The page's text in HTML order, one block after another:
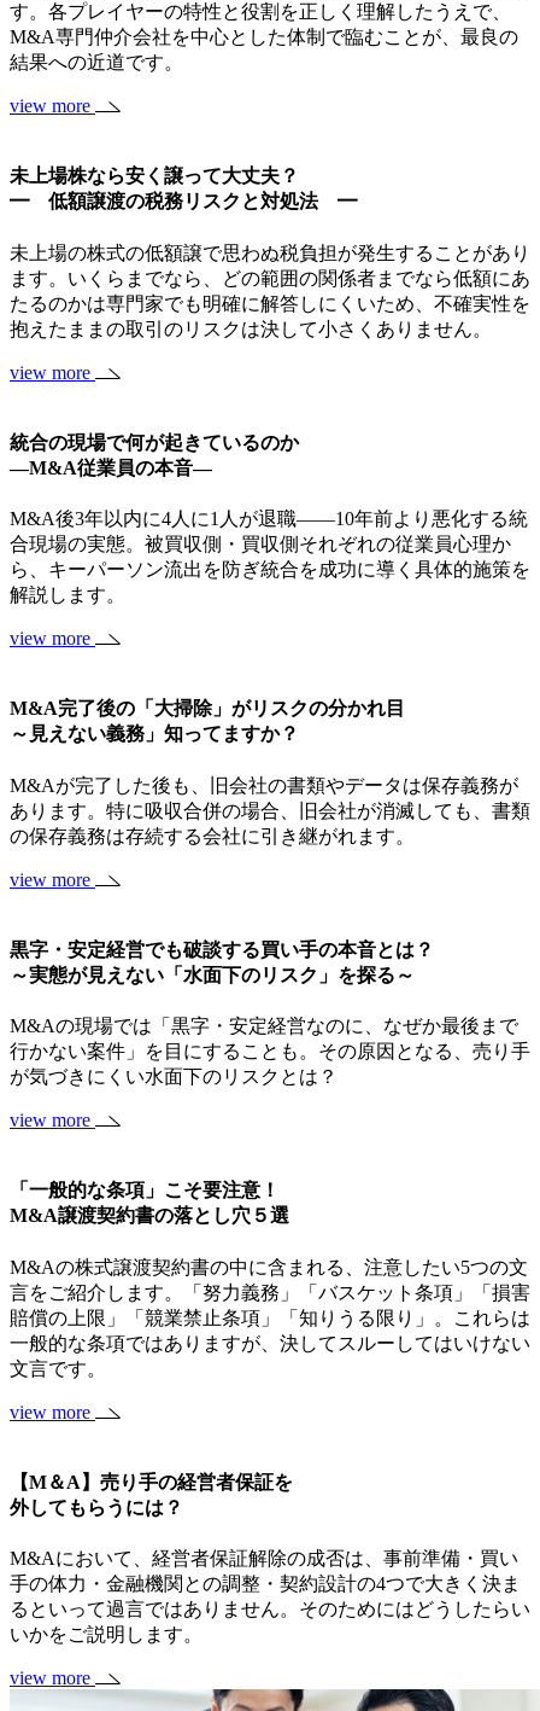
す。各プレイヤーの特性と役割を正しく理解したうえで、
M&A専門仲介会社を中心とした体制で臨むことが、最良の
結果への近道です。
view more
未上場株なら安く譲って大丈夫？
━ 低額譲渡の税務リスクと対処法 ━
未上場の株式の低額譲で思わぬ税負担が発生することがあり
ます。いくらまでなら、どの範囲の関係者までなら低額にあ
たるのかは専門家でも明確に解答しにくいため、不確実性を
抱えたままの取引のリスクは決して小さくありません。
view more
統合の現場で何が起きているのか
―M&A従業員の本音―
M&A後3年以内に4人に1人が退職——10年前より悪化する統
合現場の実態。被買収側・買収側それぞれの従業員心理か
ら、キーパーソン流出を防ぎ統合を成功に導く具体的施策を
解説します。
view more
M&A完了後の「大掃除」がリスクの分かれ目
～見えない義務」知ってますか？
M&Aが完了した後も、旧会社の書類やデータは保存義務が
あります。特に吸収合併の場合、旧会社が消滅しても、書類
の保存義務は存続する会社に引き継がれます。
view more
黒字・安定経営でも破談する買い手の本音とは？
～実態が見えない「水面下のリスク」を探る～
M&Aの現場では「黒字・安定経営なのに、なぜか最後まで
行かない案件」を目にすることも。その原因となる、売り手
が気づきにくい水面下のリスクとは？
view more
「一般的な条項」こそ要注意！
M&A譲渡契約書の落とし穴５選
M&Aの株式譲渡契約書の中に含まれる、注意したい5つの文
言をご紹介します。「努力義務」「バスケット条項」「損害
賠償の上限」「競業禁止条項」「知りうる限り」。これらは
一般的な条項ではありますが、決してスルーしてはいけない
文言です。
view more
【M＆A】売り手の経営者保証を
外してもらうには？
M&Aにおいて、経営者保証解除の成否は、事前準備・買い
手の体力・金融機関との調整・契約設計の4つで大きく決ま
るといって過言ではありません。そのためにはどうしたらい
いかをご説明します。
view more